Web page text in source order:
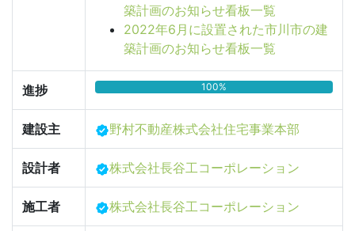
築計画のお知らせ看板一覧
2022年6月に設置された市川市の建
築計画のお知らせ看板一覧
進捗 100%
建設主 野村不動産株式会社住宅事業本部
設計者 株式会社長谷工コーポレーション
施工者 株式会社長谷工コーポレーション